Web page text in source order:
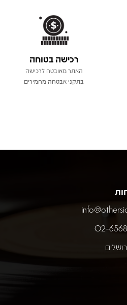
רכישה בטוחה
האתר מאובטח לרכישה
בתקני אבטחה מחמירים